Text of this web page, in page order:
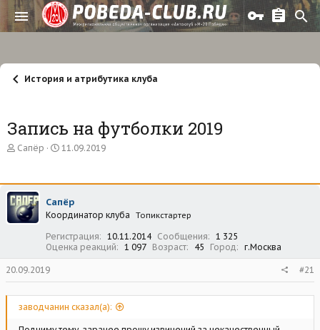
История и атрибутика клуба
Запись на футболки 2019
А
о
р
т
е
Сапёр
Д
а
а
ч
л
а
11.09.2019
Сапёр
Координатор клуба Топикстартер
Регистрация 10.11.2014 Сообщения
1 325
Оценка реакций
1 097 Возраст 45 Город г.Москва
20.09.2019 #21
заводчанин сказал(а):